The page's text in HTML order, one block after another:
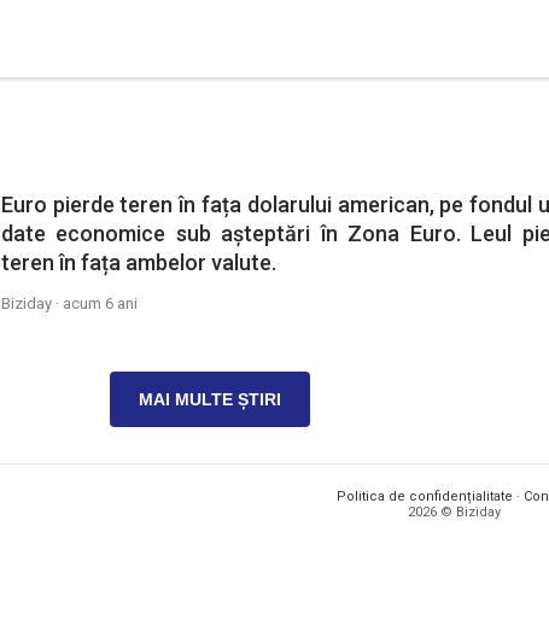
Euro pierde teren în fața dolarului american, pe fondul
date economice sub așteptări în Zona Euro. Leul
teren în fața ambelor valute.
Biziday · acum 6 ani
MAI MULTE ȘTIRI
Politica de confidențialitate ·
2026 © Biziday